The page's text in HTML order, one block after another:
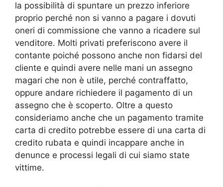
la possibilità di spuntare un prezzo inferiore
proprio perché non si vanno a pagare i dovuti
oneri di commissione che vanno a ricadere sul
venditore. Molti privati preferiscono avere il
contante poiché possono anche non fidarsi del
cliente e quindi avere nelle mani un assegno
magari che non è utile, perché contraffatto,
oppure andare richiedere il pagamento di un
assegno che è scoperto. Oltre a questo
consideriamo anche che un pagamento tramite
carta di credito potrebbe essere di una carta di
credito rubata e quindi incappare anche in
denunce e processi legali di cui siamo state
vittime.